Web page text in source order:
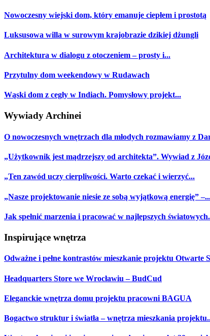
Nowoczesny wiejski dom, który emanuje ciepłem i prostotą
Luksusowa willa w surowym krajobrazie dzikiej dżungli
Architektura w dialogu z otoczeniem – prosty i...
Przytulny dom weekendowy w Rudawach
Wąski dom z cegły w Indiach. Pomysłowy projekt...
Wywiady Archinei
O nowoczesnych wnętrzach dla młodych rozmawiamy z
„Użytkownik jest mądrzejszy od architekta”. Wywiad z
„Ten zawód uczy cierpliwości. Warto czekać i wierzyć...
„Nasze projektowanie niesie ze sobą wyjątkową energię”
Jak spełnić marzenia i pracować w najlepszych
Inspirujące wnętrza
Odważne i pełne kontrastów mieszkanie projektu Otwarte
Headquarters Store we Wrocławiu – BudCud
Eleganckie wnętrza domu projektu pracowni BAGUA
Bogactwo struktur i światła – wnętrza mieszkania